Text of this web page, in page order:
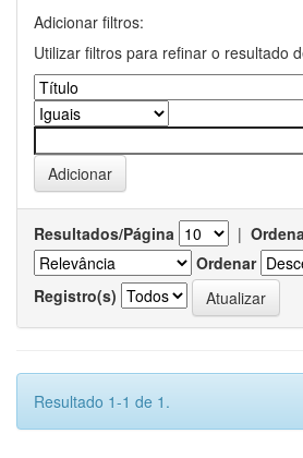
Adicionar filtros:
Utilizar filtros para refinar o resultado
Resultados/Página |
Ordenar
Registro(s)
Resultado 1-1 de 1.